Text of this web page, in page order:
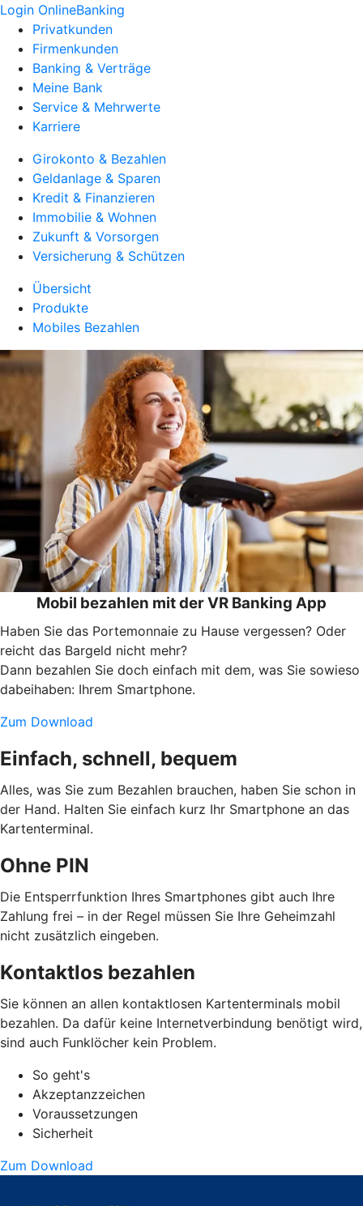
Login OnlineBanking
Privatkunden
Firmenkunden
Banking & Verträge
Meine Bank
Service & Mehrwerte
Karriere
Girokonto & Bezahlen
Geldanlage & Sparen
Kredit & Finanzieren
Immobilie & Wohnen
Zukunft & Vorsorgen
Versicherung & Schützen
Übersicht
Produkte
Mobiles Bezahlen
Mobil bezahlen mit der VR Banking App
Haben Sie das Portemonnaie zu Hause vergessen? Oder
reicht das Bargeld nicht mehr?
Dann bezahlen Sie doch einfach mit dem, was Sie sowieso
dabeihaben: Ihrem Smartphone.
Zum Download
Einfach, schnell, bequem
Alles, was Sie zum Bezahlen brauchen, haben Sie schon in
der Hand. Halten Sie einfach kurz Ihr Smartphone an das
Kartenterminal.
Ohne PIN
Die Entsperrfunktion Ihres Smartphones gibt auch Ihre
Zahlung frei – in der Regel müssen Sie Ihre Geheimzahl
nicht zusätzlich eingeben.
Kontaktlos bezahlen
Sie können an allen kontaktlosen Kartenterminals mobil
bezahlen. Da dafür keine Internetverbindung benötigt wird,
sind auch Funklöcher kein Problem.
So geht's
Akzeptanzzeichen
Voraussetzungen
Sicherheit
Zum Download